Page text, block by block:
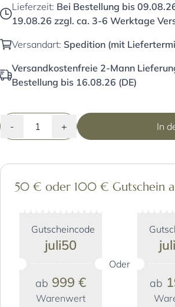
Lieferzeit: Bei Bestellung bis
19.08.26 zzgl. ca. 3-6 Werktage
Versandart: Spedition (mit
Versandkostenfreie 2-Mann
Bestellung bis 16.08.26 (DE)
- + In
50 € oder 100 € Gutschein
Gutscheincode
juli50
ab 999 €
Warenwert
Oder
ab